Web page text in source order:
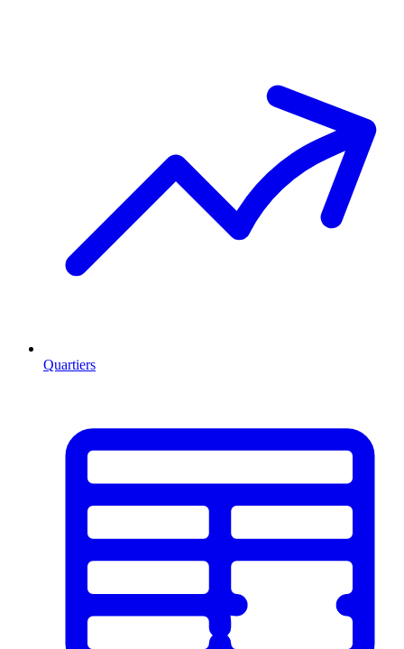
Quartiers